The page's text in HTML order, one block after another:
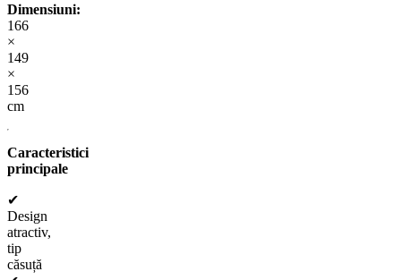
Dimensiuni:
166
×
149
×
156
cm
Caracteristici
principale
✔
Design
atractiv,
tip
căsuță